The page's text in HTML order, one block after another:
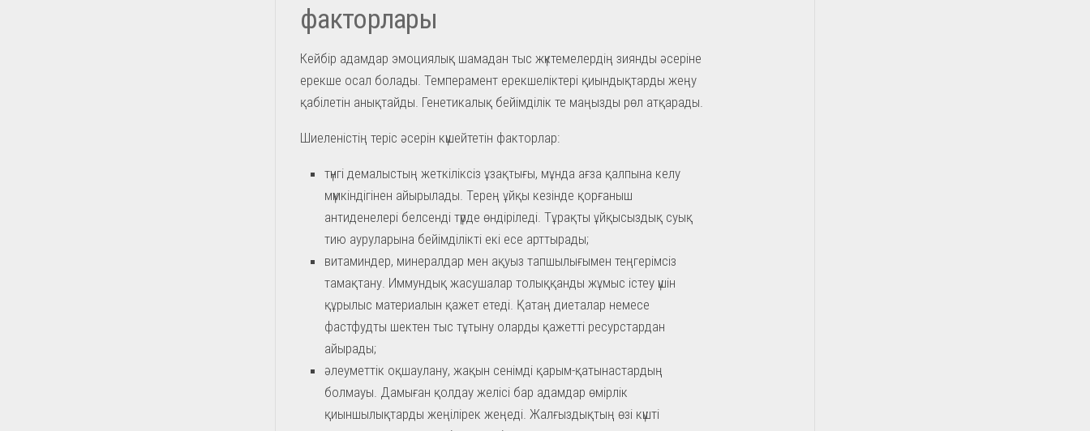
факторлары
Кейбір адамдар эмоциялық шамадан тыс жүктемелердің зиянды әсеріне
ерекше осал болады. Темперамент ерекшеліктері қиындықтарды жеңу
қабілетін анықтайды. Генетикалық бейімділік те маңызды рөл атқарады.
Шиеленістің теріс әсерін күшейтетін факторлар:
түнгі демалыстың жеткіліксіз ұзақтығы, мұнда ағза қалпына келу
мүмкіндігінен айырылады. Терең ұйқы кезінде қорғаныш
антиденелері белсенді түрде өндіріледі. Тұрақты ұйқысыздық суық
тию ауруларына бейімділікті екі есе арттырады;
витаминдер, минералдар мен ақуыз тапшылығымен теңгерімсіз
тамақтану. Иммундық жасушалар толыққанды жұмыс істеу үшін
құрылыс материалын қажет етеді. Қатаң диеталар немесе
фастфудты шектен тыс тұтыну оларды қажетті ресурстардан
айырады;
әлеуметтік оқшаулану, жақын сенімді қарым-қатынастардың
болмауы. Дамыған қолдау желісі бар адамдар өмірлік
қиыншылықтарды жеңілірек жеңеді. Жалғыздықтың өзі күшті